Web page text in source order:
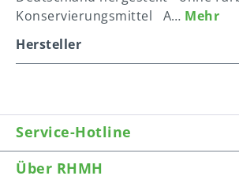
Konservierungsmittel A… Mehr
Hersteller
Service-Hotline
Über RHMH